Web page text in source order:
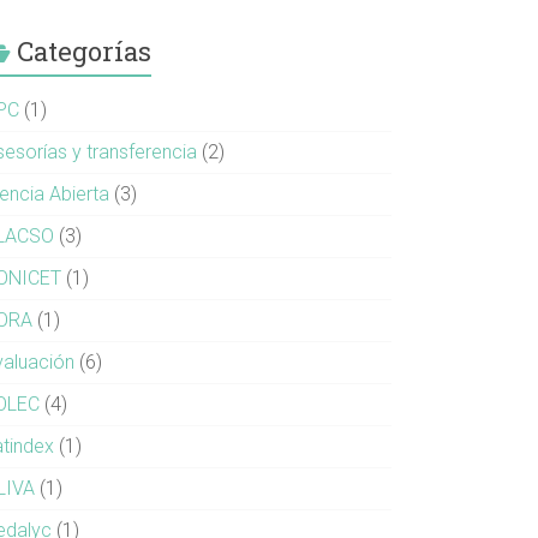
Categorías
(1)
y transferencia (2)
Abierta (3)
(3)
(1)
(1)
(6)
(4)
(1)
(1)
(1)